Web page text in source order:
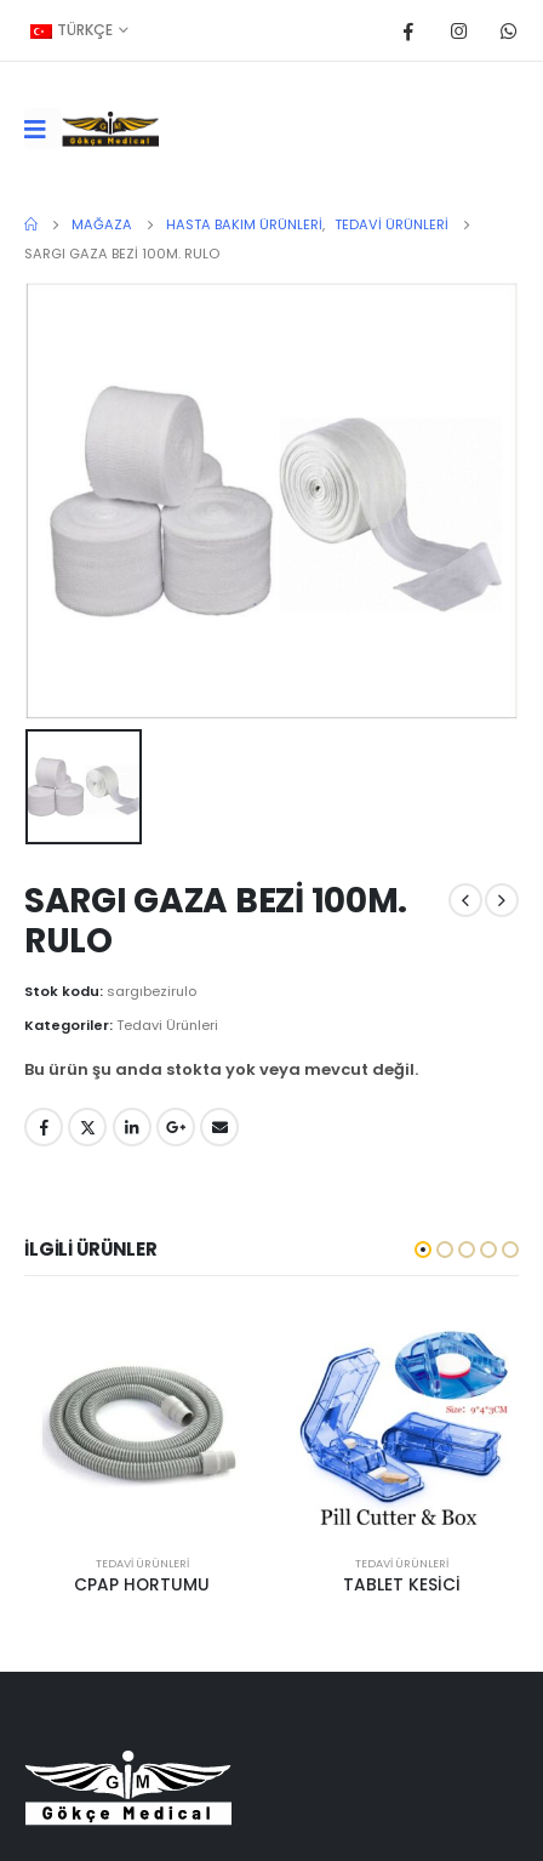
TÜRKÇE
MAĞAZA HASTA BAKIM ÜRÜNLERI, TEDAVI ÜRÜNLERI
SARGI GAZA BEZİ 100M. RULO
SARGI GAZA BEZİ 100M.
RULO
Stok kodu: sargıbezirulo
Kategoriler:Tedavi Ürünleri
Bu ürün şu anda stokta yok veya mevcut değil.
İLGILI ÜRÜNLER
TEDAVI ÜRÜNLERI
TEDAVI ÜRÜNLERI
HORTUMU
TEDAVI ÜRÜNLERI
TABLET KESİCİ